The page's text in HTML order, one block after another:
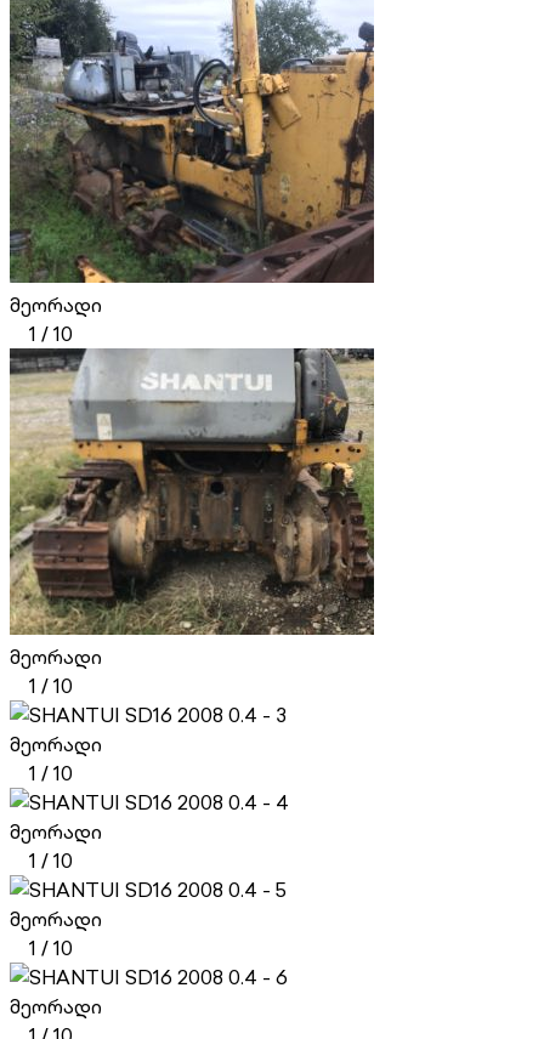
მეორადი
1 /10
მეორადი
1 /10
მეორადი
1 /10
მეორადი
1 /10
მეორადი
1 /10
მეორადი